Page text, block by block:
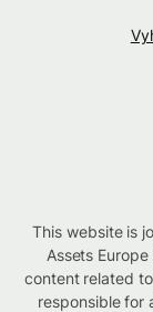
This website is
Assets
content related
responsible for